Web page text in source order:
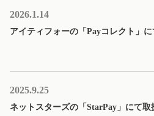
2026.1.14
アイティフォーの「Payコレクト」に
2025.9.25
ネットスターズの「StarPay」にて取